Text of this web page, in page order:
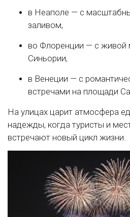
в Неаполе — с
заливом,
во Флоренции — с живой
Синьории,
в Венеции — с
встречами на площади
На улицах царит атмосфера
надежды, когда туристы и
встречают новый цикл жизни.